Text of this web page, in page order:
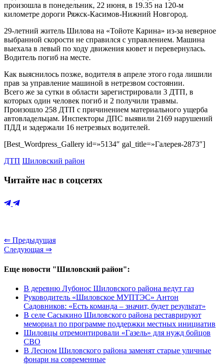
произошла в понедельник, 22 июня, в 19.35 на 120-м
километре дороги Ряжск-Касимов-Нижний Новгород.
29-летний житель Шилова на «Тойоте Карина» из-за неверное
выбранной скорости не справился с управлением. Машина
выехала в левый по ходу движения кювет и перевернулась.
Водитель погиб на месте.
Как выяснилось позже, водителя в апреле этого года лишили
прав за управление машиной в нетрезвом состоянии.
Всего же за сутки в области зарегистрировали 3 ДТП, в
которых один человек погиб и 2 получили травмы.
Произошло 258 ДТП с причинением материального ущерба
автовладельцам. Инспекторы ДПС выявили 2169 нарушений
ПДД и задержали 16 нетрезвых водителей.
[Best_Wordpress_Gallery id=»5134″ gal_title=»Галерея-2873″]
ДТП Шиловский район
Читайте нас в соцсетях
⇐ Предыдущая
Следующая ⇒
Еще новости "Шиловский район":
В деревню Лубонос Шиловского района ведут газ
Руководитель «Шиловское МУПТЭС» Антон
Садовников: «Есть команда – значит, будет результат»
В селе Сасыкино Шиловского района реставрируют
мемориал по программе поддержки местных инициатив
Шиловцы отремонтировали «Газель» для нужд бойцов
СВО
В Лесном Шиловского района заменят старые уличные
фонари на современные